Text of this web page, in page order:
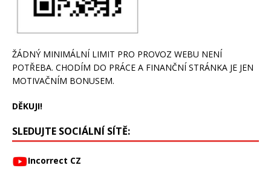
ŽÁDNÝ MINIMÁLNÍ LIMIT PRO PROVOZ WEBU NENÍ
POTŘEBA. CHODÍM DO PRÁCE A FINANČNÍ STRÁNKA JE JEN
MOTIVAČNÍM BONUSEM.
DĚKUJI!
SLEDUJTE SOCIÁLNÍ SÍTĚ:
Incorrect CZ